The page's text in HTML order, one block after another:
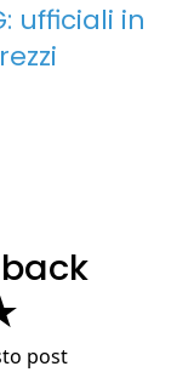
ufficiali in
post